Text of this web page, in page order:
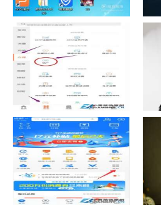
如何看认识QQ好友具体多少天
了
战
中国联通手机营业厅销户操作
指引
摄